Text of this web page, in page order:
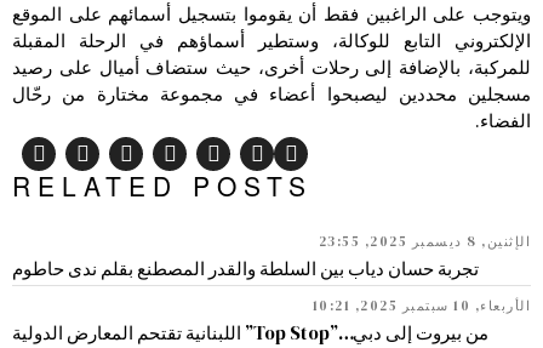
ويتوجب على الراغبين فقط أن يقوموا بتسجيل أسمائهم على الموقع
الإلكتروني التابع للوكالة، وستطير أسماؤهم في الرحلة المقبلة
للمركبة، بالإضافة إلى رحلات أخرى، حيث ستضاف أميال على رصيد
مسجلين محددين ليصبحوا أعضاء في مجموعة مختارة من رحّال
الفضاء.
RELATED POSTS
الإثنين, 8 ديسمبر 2025, 23:55
تجربة حسان دياب بين السلطة والقدر المصطنع بقلم ندى حاطوم
الأربعاء, 10 سبتمبر 2025, 10:21
من بيروت إلى دبي…”Top Stop” اللبنانية تقتحم المعارض الدولية